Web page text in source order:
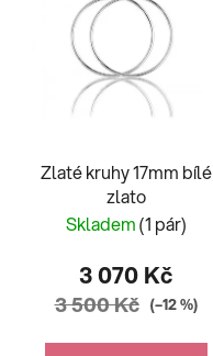
Zlaté kruhy 17mm bílé
zlato
Skladem(1 pár)
3 070 Kč
3 500 Kč (–12 %)